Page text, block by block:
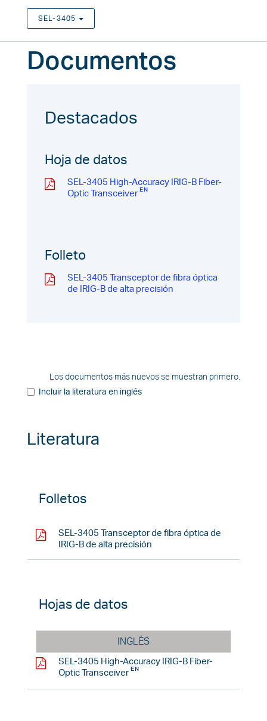
SEL‑3405
TOGGLE DROPDOWN
Documentos
Destacados
Hoja de datos
SEL-3405 High-Accuracy IRIG-B Fiber-
Optic Transceiver
Folleto
SEL-3405 Transceptor de fibra óptica
de IRIG-B de alta precisión
Los documentos más nuevos se muestran primero.
Incluir la literatura en inglés
Literatura
Folletos
SEL-3405 Transceptor de fibra óptica de
IRIG-B de alta precisión
Hojas de datos
INGLÉS
SEL-3405 High-Accuracy IRIG-B Fiber-
Optic Transceiver